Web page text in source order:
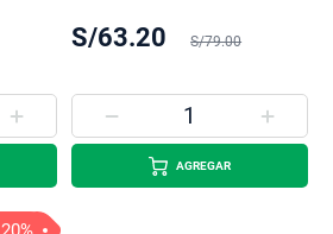
S/63.20 S/79.00
AGREGAR